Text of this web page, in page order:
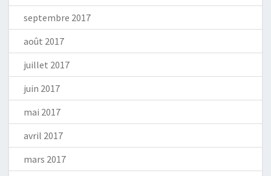
septembre 2017
août 2017
juillet 2017
juin 2017
mai 2017
avril 2017
mars 2017